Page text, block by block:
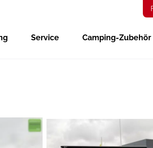
Service Camping-Zubehör